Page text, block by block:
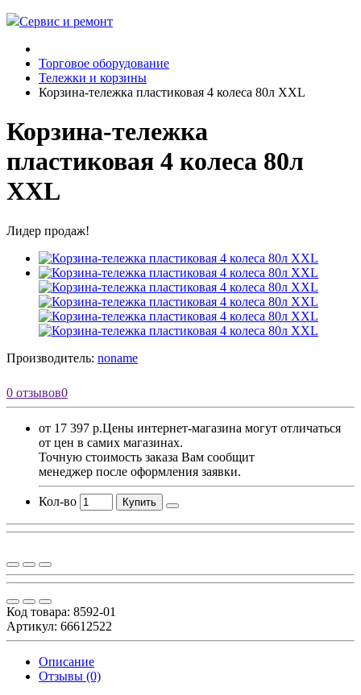
Сервис и ремонт
Торговое оборудование
Тележки и корзины
Корзина-тележка пластиковая 4 колеса 80л XXL
Корзина-тележка
пластиковая 4 колеса 80л
XXL
Лидер продаж!
Производитель: noname
0 отзывов0
от 17 397 р.Цены интернет-магазина могут отличаться
от цен в самих магазинах.
Точную стоимость заказа Вам сообщит
менеджер после оформления заявки.
Кол-во Купить
Код товара: 8592-01
Артикул: 66612522
Описание
Отзывы (0)